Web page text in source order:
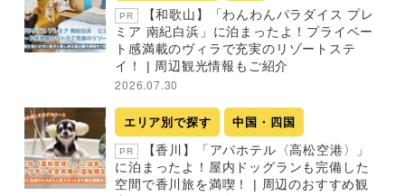
PR
【和歌山】「わんわんパラダイス プレ
ミア 南紀白浜」に泊まったよ！プライベー
ト感満載のヴィラで充実のリゾートステ
イ！ | 周辺観光情報もご紹介
2026.07.30
エリア別で探す 中国・四国
PR
【香川】「アパホテル〈高松空港〉」
に泊まったよ！屋内ドッグランも完備した
空間で香川旅を満喫！ | 周辺のおすすめ観